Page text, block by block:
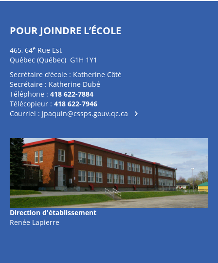
POUR JOINDRE L’ÉCOLE
465, 64e Rue Est
Québec (Québec) G1H 1Y1
Secrétaire d’école : Katherine Côté
Secrétaire : Katherine Dubé
Téléphone : 418 622-7884
Télécopieur : 418 622-7946
Courriel : jpaquin@cssps.gouv.qc.ca
Direction d'établissement
Renée Lapierre